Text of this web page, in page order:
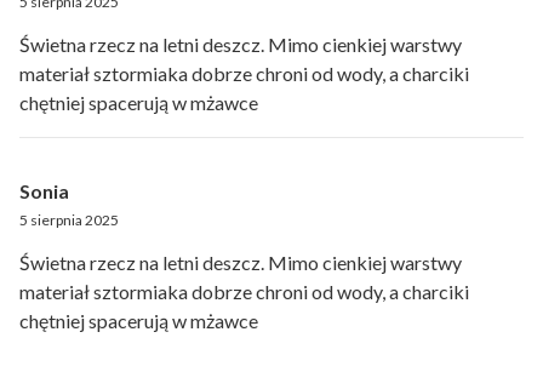
Świetna rzecz na letni deszcz. Mimo cienkiej warstwy
materiał sztormiaka dobrze chroni od wody, a charciki
chętniej spacerują w mżawce
Sonia
5 sierpnia 2025
Świetna rzecz na letni deszcz. Mimo cienkiej warstwy
materiał sztormiaka dobrze chroni od wody, a charciki
chętniej spacerują w mżawce